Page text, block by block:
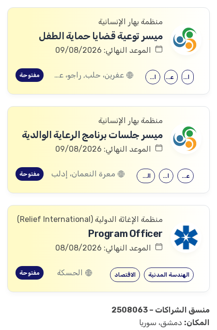
منظمة بهار الإنسانية
ميسر توعية قضايا حماية الطفل
الموعد النهائي: 09/08/2026
الثانوية العامة علم النفس الحقوق عفرين، حلب, راجو، عفرين، حلب مفتوحة
منظمة بهار الإنسانية
ميسر جلسات برنامج الرعاية الوالدية
الموعد النهائي: 09/08/2026
الثانوية العامة الحقوق علم النفس معرة النعمان، إدلب مفتوحة
منظمة الإغاثة الدولیة (Relief International)
Program Officer
الموعد النهائي: 08/08/2026
الاقتصاد الهندسة المدنية الحسكة مفتوحة
منسق الشراكات – 2508063
المكان: دمشق، سوريا